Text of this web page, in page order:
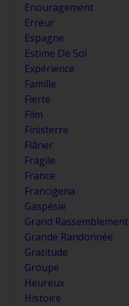
Enouragement
Erreur
Espagne
Estime De Soi
Expérience
Famille
Fierté
Film
Finisterre
Flâner
Fragile
France
Francigena
Gaspésie
Grand Rassemblement
Grande Randonnée
Gratitude
Groupe
Heureux
Histoire